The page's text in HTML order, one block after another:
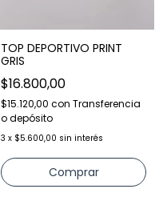
TOP DEPORTIVO PRINT
GRIS
$16.800,00
$15.120,00 con Transferencia
o depósito
3 x $5.600,00 sin interés
Comprar